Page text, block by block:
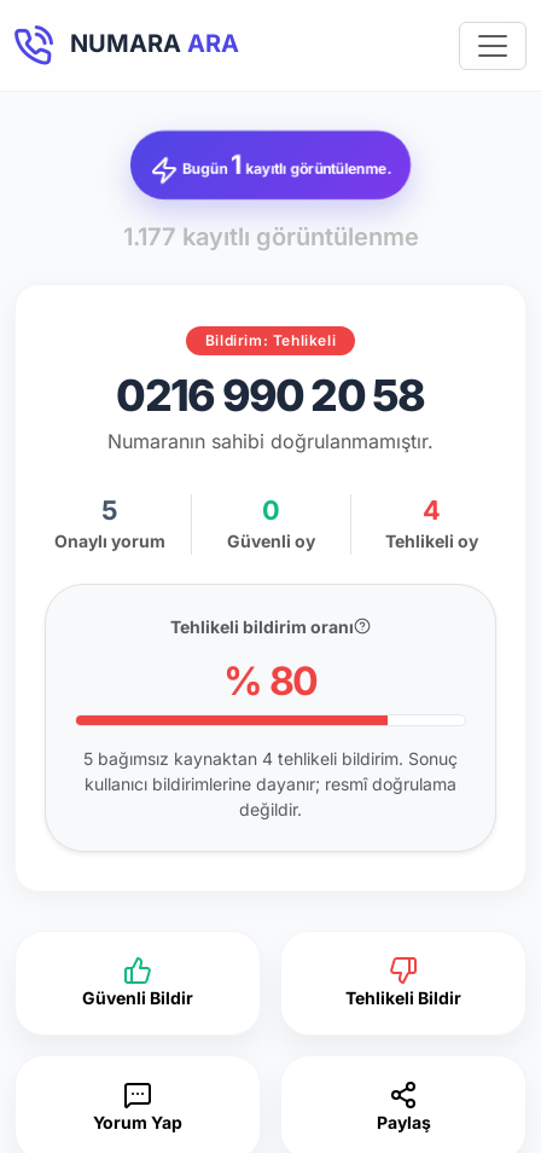
NUMARA ARA
Bugün 1 kayıtlı görüntülenme.
1.177 kayıtlı görüntülenme
Bildirim: Tehlikeli
0216 990 20 58
Numaranın sahibi doğrulanmamıştır.
5
Onaylı yorum
0
Güvenli oy
4
Tehlikeli oy
Tehlikeli bildirim oranı
% 80
5 bağımsız kaynaktan 4 tehlikeli bildirim. Sonuç
kullanıcı bildirimlerine dayanır; resmî doğrulama
değildir.
Güvenli Bildir Tehlikeli Bildir
Yorum Yap Paylaş